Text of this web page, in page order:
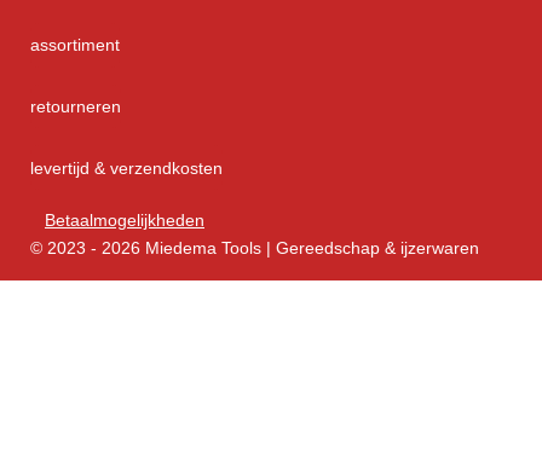
assortiment
retourneren
levertijd & verzendkosten
Betaalmogelijkheden
© 2023 - 2026 Miedema Tools | Gereedschap & ijzerwaren